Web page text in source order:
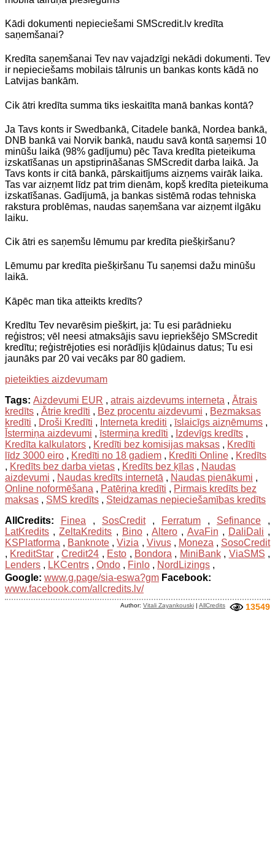
Kādi dokumenti nepieciešami SMScredit.lv kredīta
saņemšanai?
Kredīta saņemšanai Tev nav vajadzīgi nekādi dokumenti. Tev
ir nepieciešams mobilais tālrunis un bankas konts kādā no
Latvijas bankām.
Cik ātri kredīta summa tiks ieskaitīta manā bankas kontā?
Ja Tavs konts ir Swedbankā, Citadele bankā, Nordea bankā,
DNB bankā vai Norvik bankā, naudu savā kontā saņemsi 10
minūšu laikā (98% gadījumu) pēc Tava kredīta pieteikuma
izskatīšanas un apstiprināšanas SMScredit darba laikā. Ja
Tavs konts ir citā bankā, pārskaitījums aizņems vairāk laika.
Tas var aizņemt līdz pat trim dienām, kopš kredīta pieteikuma
izskatīšanas. Gadījumā, ja bankas sistēmā rodas tehniska
rakstura problēmas, naudas saņemšana var aizņemt ilgāku
laiku.
Cik ātri es saņemšu lēmumu par kredīta piešķiršanu?
Lēmumu par kredīta piešķiršanu Tu saņemsi dažu minūšu
laikā.
Kāpēc man tika atteikts kredīts?
Kredītu Tev nevarēsim piešķirt, ja: Tu esi parādnieku
reģistros; vēl neesi atmaksājis savu iepriekšējo SMScredit
kredītu; reģistrējoties esi norādījis kļūdainus datus; Tu esi
jaunāks par 20 vai vecāks par 80 gadiem.
pieteikties aizdevumam
Tags: Aizdevumi EUR , atrais aizdevums interneta , Ātrais
kredīts , Ātrie kredīti , Bez procentu aizdevumi , Bezmaksas
kredīti , Droši Kredīti , Interneta krediti , īslaicīgs aizņēmums ,
Īstermiņa aizdevumi , īstermiņa kredīti , Izdevīgs kredīts ,
Kredīta kalkulators , Kredīti bez komisijas maksas , Kredīti
līdz 3000 eiro , Kredīti no 18 gadiem , Kredīti Online , Kredīts
, Kredīts bez darba vietas , Kredīts bez ķīlas , Naudas
aizdevumi , Naudas kredīts internetā , Naudas pienākumi ,
Online noformēšana , Patēriņa kredīti , Pirmais kredīts bez
maksas , SMS kredīts , Steidzamas nepieciešamības kredīts
AllCredits:
Finea , SosCredit, Ferratum , Sefinance ,
LatKredits ,ZeltaKredits , Bino,Altero , AvaFin , DaliDali ,
KSPlatforma , Banknote ,Vizia , Vivus, Moneza , SosoCredit
, KreditStar ,Credit24 , Esto , Bondora , MiniBank, ViaSMS ,
Lenders , LKCentrs , Ondo , Finlo , NordLizings ,
Google: www.g.page/sia-eswa?gm Facebook:
www.facebook.com/allcredits.lv/
13549
Author: Vitali Zayankouski | AllCredits